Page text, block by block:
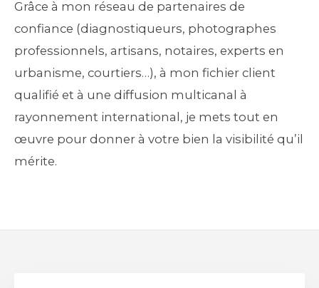
Grâce à mon réseau de partenaires de
confiance (diagnostiqueurs, photographes
professionnels, artisans, notaires, experts en
urbanisme, courtiers…), à mon fichier client
qualifié et à une diffusion multicanal à
rayonnement international, je mets tout en
œuvre pour donner à votre bien la visibilité qu’il
mérite.